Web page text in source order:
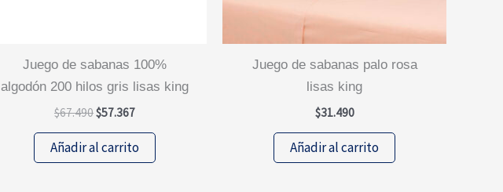
juego de sabanas 100%
algodón 200 hilos gris lisas king
$67.490El
original
era:
$57.367El
actual
es:
Añadir al carrito
juego de sabanas palo rosa
lisas king
$31.490
Añadir al carrito